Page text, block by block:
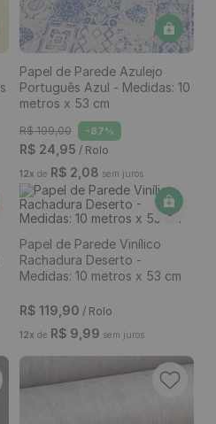
12xdeR$ 3,32sem juros
Português Azul - Medidas: 10
metros x 53 cm
R$ 24,95 / Rolo
12x de R$ 2,08sem juros